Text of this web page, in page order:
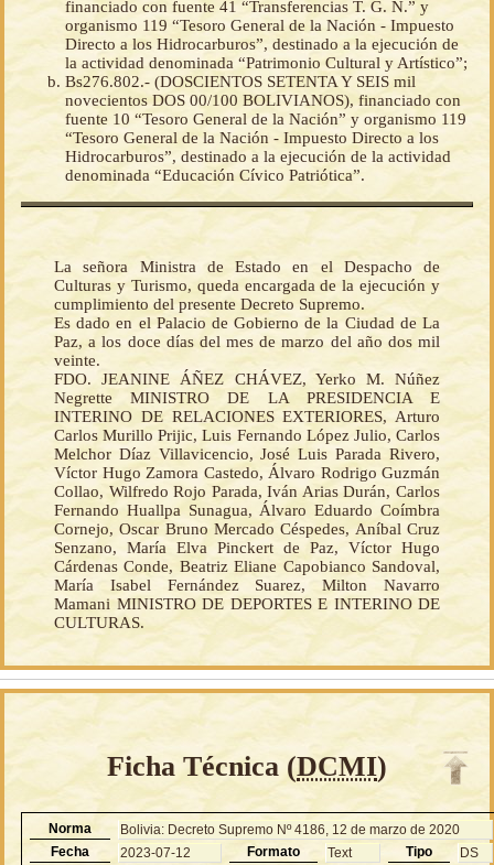
financiado con fuente 41 “Transferencias T. G. N.” y
organismo 119 “Tesoro General de la Nación - Impuesto
Directo a los Hidrocarburos”, destinado a la ejecución de
la actividad denominada “Patrimonio Cultural y Artístico”;
Bs276.802.- (DOSCIENTOS SETENTA Y SEIS mil
novecientos DOS 00/100 BOLIVIANOS), financiado con
fuente 10 “Tesoro General de la Nación” y organismo 119
“Tesoro General de la Nación - Impuesto Directo a los
Hidrocarburos”, destinado a la ejecución de la actividad
denominada “Educación Cívico Patriótica”.
La señora Ministra de Estado en el Despacho de
Culturas y Turismo, queda encargada de la ejecución y
cumplimiento del presente Decreto Supremo.
Es dado en el Palacio de Gobierno de la Ciudad de La
Paz, a los doce días del mes de marzo del año dos mil
veinte.
FDO. JEANINE ÁÑEZ CHÁVEZ, Yerko M. Núñez
Negrette MINISTRO DE LA PRESIDENCIA E
INTERINO DE RELACIONES EXTERIORES, Arturo
Carlos Murillo Prijic, Luis Fernando López Julio, Carlos
Melchor Díaz Villavicencio, José Luis Parada Rivero,
Víctor Hugo Zamora Castedo, Álvaro Rodrigo Guzmán
Collao, Wilfredo Rojo Parada, Iván Arias Durán, Carlos
Fernando Huallpa Sunagua, Álvaro Eduardo Coímbra
Cornejo, Oscar Bruno Mercado Céspedes, Aníbal Cruz
Senzano, María Elva Pinckert de Paz, Víctor Hugo
Cárdenas Conde, Beatriz Eliane Capobianco Sandoval,
María Isabel Fernández Suarez, Milton Navarro
Mamani MINISTRO DE DEPORTES E INTERINO DE
CULTURAS.
Ficha Técnica (DCMI)
Norma
Bolivia: Decreto Supremo Nº 4186, 12 de marzo de 2020
Fecha
2023-07-12 Formato Text Tipo
DS